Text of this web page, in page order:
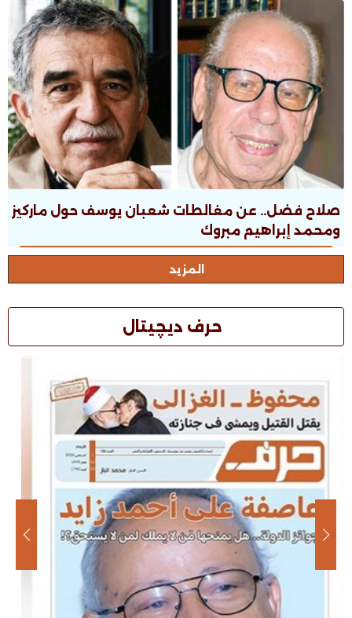
صلاح فضل.. عن مغالطات شعبان يوسف حول ماركيز
ومحمد إبراهيم مبروك
المزيد
حرف ديچيتال